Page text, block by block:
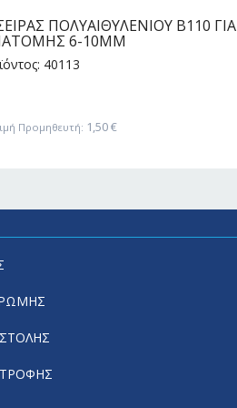
ΠΟΛΥΑΙΘΥΛΕΝΙΟΥ Β110 ΓΙΑ
6-10MM
40113
Προμηθευτή: 1,50€